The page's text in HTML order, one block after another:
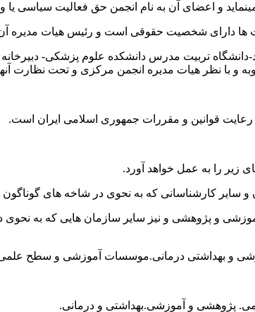
و اعضای آن به نام انجمن حق فعالیت سیاسی یا
ها دارای شخصیت حقوقی است و رئیس هیات مدیره آن
تربیت مدرس دانشکده علوم پزشکی-
با نظر هیات مدیره انجمن مرکزی و تحت نظارت آنها
رعایت قوانین و مقررات جمهوری اسلامی ایران است.
سایر کارشناسانی که به نحوی در شاخه های گوناگون
و پژوهشی و نیز سایر سازمان هایی که به نحوی
و بهداشتی درمانی.موسسات آموزشی و سطح
پژوهشی و آموزشی.بهداشتی و درمانی.